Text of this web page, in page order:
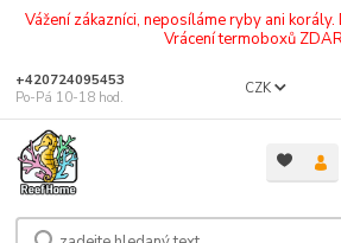
Vážení zákazníci, neposíláme ryby ani
Vrácení termoboxů
CZK
+420724095453
Po-Pá 10-18 hod.